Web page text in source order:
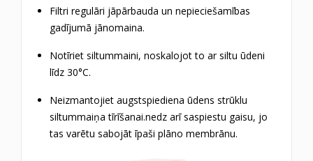
Filtri regulāri jāpārbauda un nepieciešamības
gadījumā jānomaina.
Notīriet siltummaini, noskalojot to ar siltu ūdeni
līdz 30°C.
Neizmantojiet augstspiediena ūdens strūklu
siltummaiņa tīrīšanai.nedz arī saspiestu gaisu, jo
tas varētu sabojāt īpaši plāno membrānu.